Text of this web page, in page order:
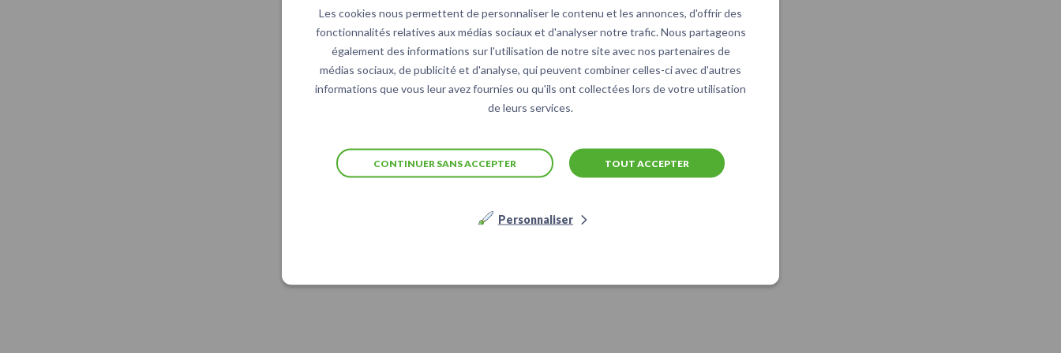
Les cookies nous permettent de personnaliser le contenu et les annonces, d'offrir des
fonctionnalités relatives aux médias sociaux et d'analyser notre trafic. Nous partageons
également des informations sur l'utilisation de notre site avec nos partenaires de
médias sociaux, de publicité et d'analyse, qui peuvent combiner celles-ci avec d'autres
informations que vous leur avez fournies ou qu'ils ont collectées lors de votre utilisation
de leurs services.
TOUT ACCEPTER
CONTINUER SANS ACCEPTER
Personnaliser